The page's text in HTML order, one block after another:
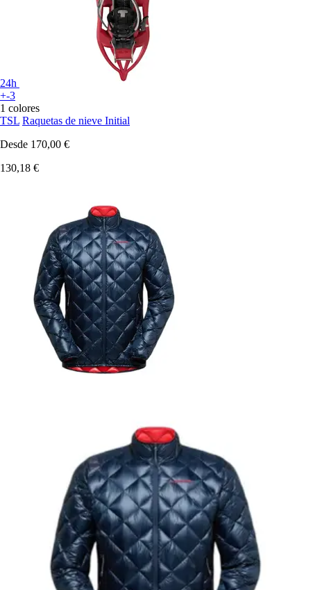
24h
+-3
1 colores
TSL Raquetas de nieve Initial
Desde 170,00 €
130,18 €